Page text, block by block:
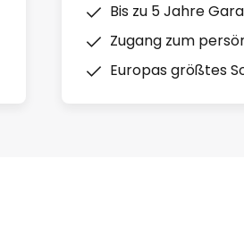
Bis zu 5 Jahre
Zugang zum
Europas größtes